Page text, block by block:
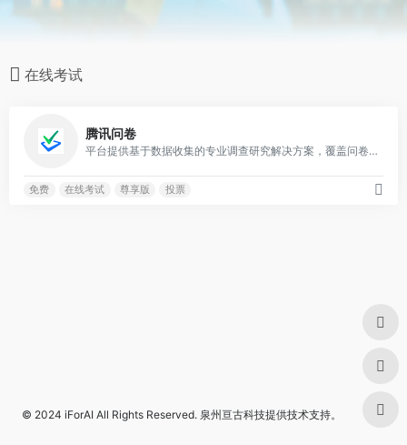
在线考试
腾讯问卷
平台提供基于数据收集的专业调查研究解决方案，覆盖问卷调查、信息上报、在线测评、在线考试、360度评估、投票打卡等工作场景，致力于为客户提供高效的洞察决策工具。
免费 在线考试 尊享版 投票
© 2024 iForAI All Rights Reserved. 泉州亘古科技提供技术支持。